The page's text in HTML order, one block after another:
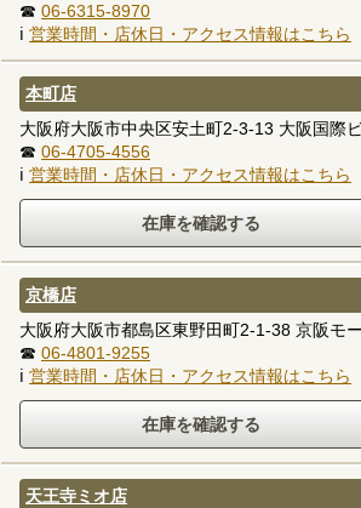
☎ 06-6315-8970
ℹ 営業時間・店休日・アクセス情報はこちら
本町店
大阪府大阪市中央区安土町2-3-13 大阪国際
☎ 06-4705-4556
ℹ 営業時間・店休日・アクセス情報はこちら
京橋店
大阪府大阪市都島区東野田町2-1-38 京阪モ
☎ 06-4801-9255
ℹ 営業時間・店休日・アクセス情報はこちら
天王寺ミオ店